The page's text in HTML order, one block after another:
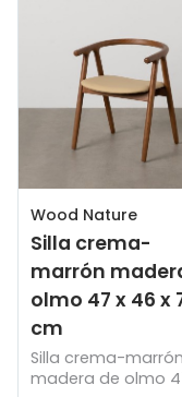
Wood Nature
Silla crema-
marrón
olmo 47 x 46 x
cm
Silla crema-marrón
madera de olmo